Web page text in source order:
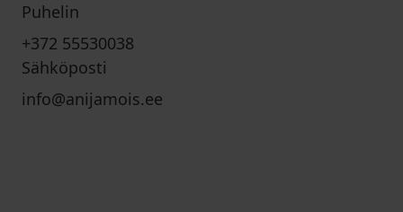
Puhelin
+372 55530038
Sähköposti
info@anijamois.ee